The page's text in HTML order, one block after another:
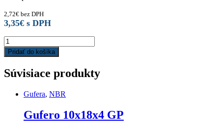
2,72€ bez DPH
3,35€ s DPH
Gufero
95x120x13
GP
Pridať do košíka
Súvisiace produkty
Gufera, NBR
Gufero 10x18x4 GP